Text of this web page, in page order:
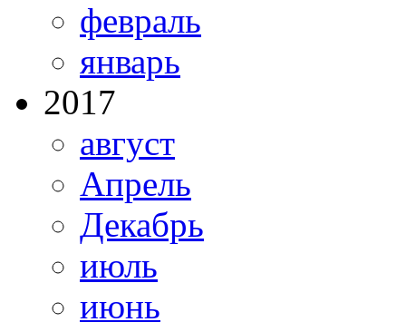
февраль
январь
2017
август
Апрель
Декабрь
июль
июнь